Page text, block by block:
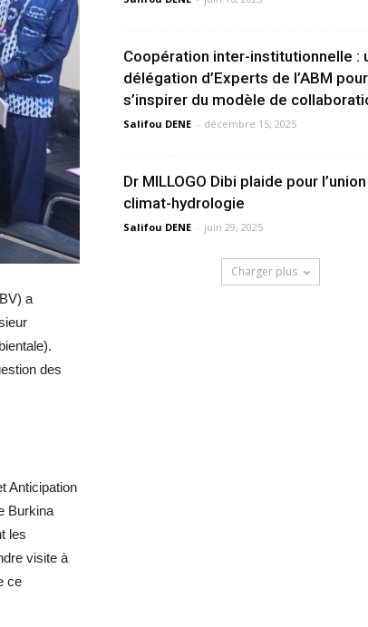
a
des
Anticipation
Burkina
les
visite à
ce
Coopération inter-institutionnelle :
délégation d’Experts de l’ABM pour
s’inspirer du modèle de
Salifou DENE - décembre 15, 2025
Dr MILLOGO Dibi plaide pour l’union
climat-hydrologie
Salifou DENE - juin 29, 2025
Charger plus